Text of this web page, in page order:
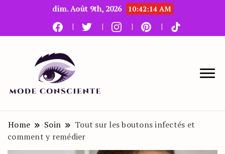
dim. Août 9th, 2026 10:42:15 AM
Le blog beauté et mode
Home Soin
Tout sur les boutons infectés et
comment y remédier